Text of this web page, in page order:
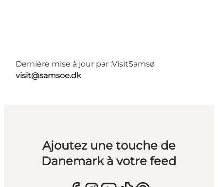
Dernière mise à jour par :VisitSamsø
visit@samsoe.dk
Ajoutez une touche de
Danemark à votre feed